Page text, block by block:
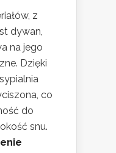
z
dywan,
na jego
Dzięki
co
do
snu.